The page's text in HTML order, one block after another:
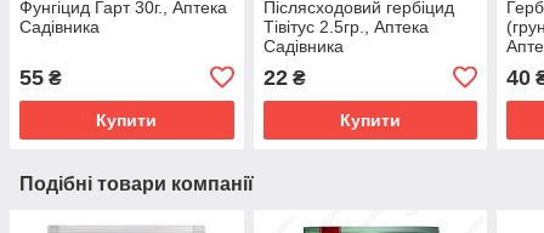
Фунгіцид Гарт 30г., Аптека
Садівника
55 ₴
Купити
Післясходовий гербіцид
Тівітус 2.5гр., Аптека
Садівника
22₴
Купити
40
Подібні товари компанії